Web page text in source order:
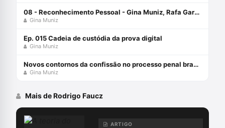
08 - Reconhecimento Pessoal - Gina Muniz, Rafa Garcez e Fernando Soubhia - Defesa Solidária
Gina Muniz
Ep. 015 Cadeia de custódia da prova digital
Gina Muniz
Novos contornos da confissão no processo penal brasileiro com Gina Muniz
Gina Muniz
Mais de Rodrigo Faucz
ARTIGO